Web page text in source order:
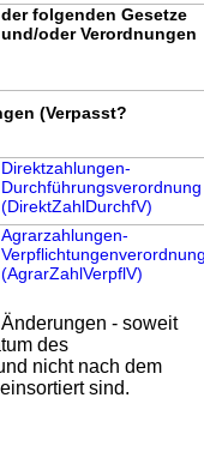
der folgenden Gesetze
und/oder Verordnungen
(Verpasst?
Direktzahlungen-
Durchführungsverordnung
(DirektZahlDurchfV)
Agrarzahlungen-
(AgrarZahlVerpflV)
- soweit
des
nicht nach dem
sind.